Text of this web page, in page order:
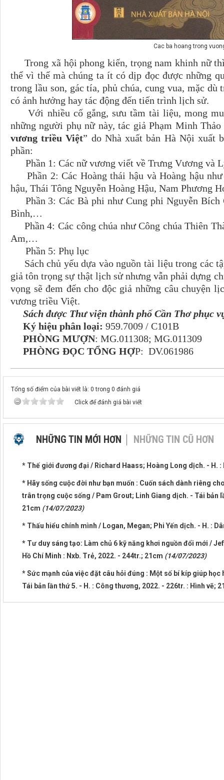
Cac ba hoang trong
Trong xã hội phong kiến, trọng nam khinh nữ
thể vì thế mà chúng ta ít có dịp đọc được những
trong lầu son, gác tía, phủ chúa, cung vua, mặc
có ảnh hưởng hay tác động đến tiến trình lịch sử.
Với nhiều cố gắng, sưu tầm tài liệu, mong
những người phụ nữ này, tác giả Phạm Minh Thảo
vương triều Việt” do Nhà xuất bản Hà Nội xuất
phần:
Phần 1: Các nữ vương viết về Trưng Vương và
Phần 2: Các Hoàng thái hậu và Hoàng hậu
hậu, Thái Tông Nguyễn Hoàng Hậu, Nam Phương
Phần 3: Các Bà phi như Cung phi Nguyễn Bích
Bình,…
Phần 4: Các công chúa như Công chúa Thiên
Am,…
Phần 5: Phụ lục
Sách chủ yếu dựa vào nguồn tài liệu trong các
giả tôn trọng sự thật lịch sử nhưng vẫn phải dựng
vọng sẽ đem đến cho độc giả những câu chuyện
vương triều Việt.
Sách được Thư viện thành phố Cần Thơ phục
Ký hiệu phân loại: 959.7009 / C101B
PHÒNG MƯỢN: MG.011308; MG.011309
PHÒNG ĐỌC TỔNG HỢP: DV.061986
Tổng số điểm của bài viết là: 0 trong 0 đánh giá
Click để đánh giá bài viết
NHỮNG TIN MỚI HƠN NHỮNG TIN CŨ HƠN
* Thế giới đương đại / Richard Haass; Hoàng Long dịch. - H.
* Hãy sống cuộc đời như bạn muốn : Cuốn sách dành riêng
trân trọng cuộc sống / Pam Grout; Linh Giang dịch. - Tái bản
21cm (14/07/2023)
* Thấu hiểu chính mình / Logan, Megan; Phi Yến dịch. - H. :
* Tư duy sáng tạo: Làm chủ 6 kỹ năng khơi nguồn đổi mới /
Hồ Chí Minh : Nxb. Trẻ, 2022. - 244tr.; 21cm (14/07/2023)
* Sức mạnh của việc đặt câu hỏi đúng : Một số bí kíp giúp
Tái bản lần thứ 5. - H. : Công thương, 2022. - 226tr. : Hình vẽ;